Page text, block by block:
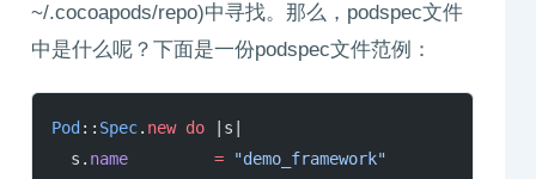
~/.cocoapods/repo)中寻找。那么，podspec文件
中是什么呢？下面是一份podspec文件范例：
Pod :: Spec. new do |s|
  s.
name
         =
"demo_framework"